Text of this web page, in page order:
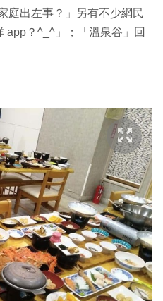
庭出左事？」另有不少網民
app？^_^」；「溫泉谷」回